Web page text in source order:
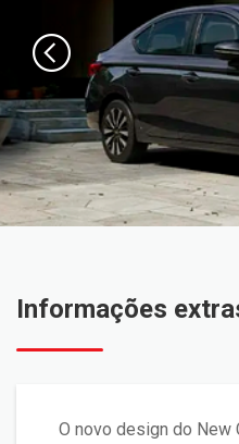
Informações
O novo design do New